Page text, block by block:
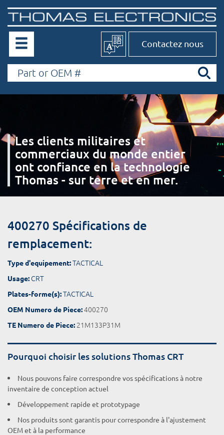
Contactez nous
Les clients militaires et
commerciaux du monde entier
ont confiance en la technologie
Thomas - sur terre et en mer.
400270 Spécifications de
remplacement:
Type d'equipement:TACTICAL
Usage: CRT
Plates-forme(s):TACTICAL
OEM Numero de Piece:400270
TE Numero de Piece: 21M133P31M
Pourquoi choisir les solutions Thomas CRT
Nous pouvons faire correspondre vos spécifications à notre
inventaire de conception actuel
Développement rapide et prototypage
Nos produits sont garantis pour correspondre à l'ajustement
OEM et à la performance